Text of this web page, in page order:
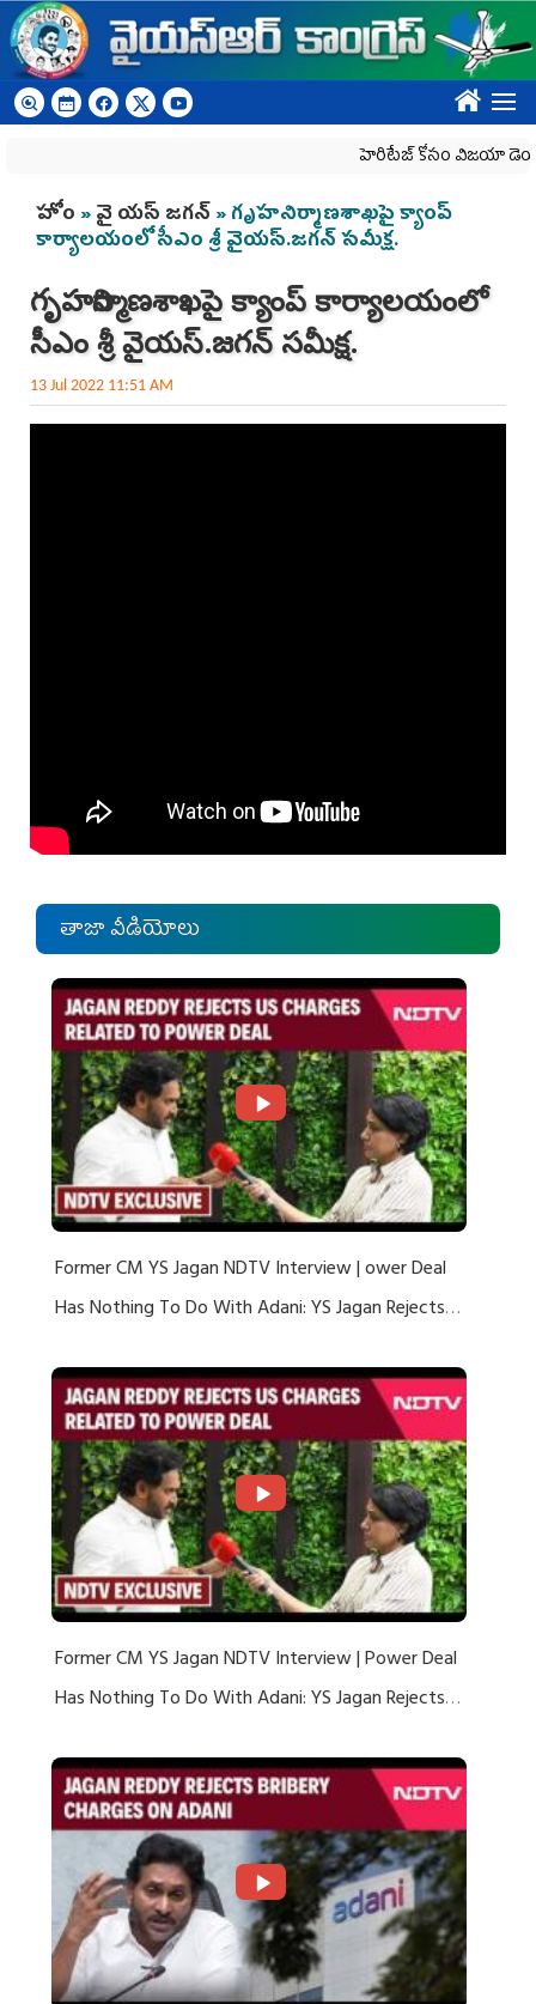
Skip to main content
????
హెరిటేజ్ కోసం విజయా
You are here
హోం »వై యస్ జగన్» గృహనిర్మాణశాఖపై క్యాంప్‌
కార్యాలయంలో సీఎం శ్రీ వైయస్‌.జగన్‌ సమీక్ష.
గృహనిర్మాణశాఖపై క్యాంప్‌ కార్యాలయంలో
సీఎం శ్రీ వైయస్‌.జగన్‌ సమీక్ష.
13 Jul 2022 11:51 AM
తాజా వీడియోలు
Former CM YS Jagan NDTV Interview | ower Deal
Has Nothing To Do With Adani: YS Jagan Rejects
Former CM YS Jagan NDTV Interview | Power Deal
Has Nothing To Do With Adani: YS Jagan Rejects